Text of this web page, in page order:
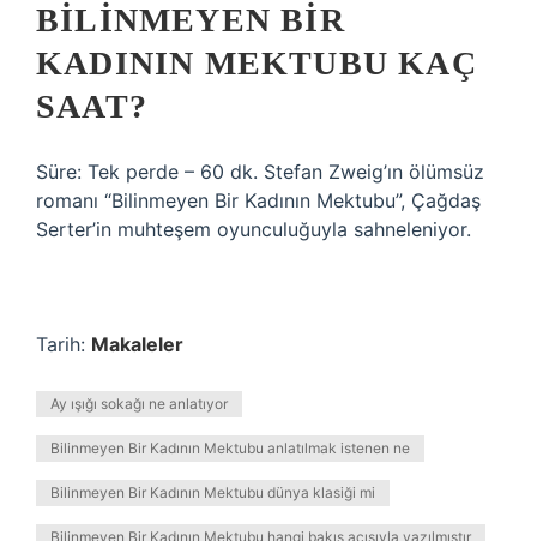
BILINMEYEN BIR
KADININ MEKTUBU KAÇ
SAAT?
Süre: Tek perde – 60 dk. Stefan Zweig’ın ölümsüz
romanı “Bilinmeyen Bir Kadının Mektubu”, Çağdaş
Serter’in muhteşem oyunculuğuyla sahneleniyor.
Tarih: Makaleler
Ay ışığı sokağı ne anlatıyor
Bilinmeyen Bir Kadının Mektubu anlatılmak istenen ne
Bilinmeyen Bir Kadının Mektubu dünya klasiği mi
Bilinmeyen Bir Kadının Mektubu hangi bakış açısıyla yazılmıştır